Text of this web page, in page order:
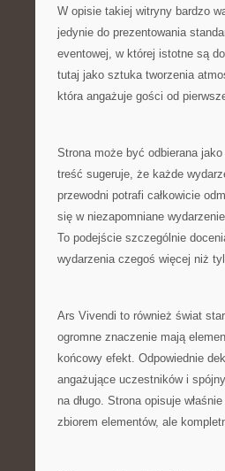
W opisie takiej witryny bardzo
jedynie do prezentowania
eventowej, w której istotne są
tutaj jako sztuka tworzenia
która angażuje gości od
Strona może być odbierana
treść sugeruje, że każde
przewodni potrafi całkowicie
się w niezapomniane
To podejście szczególnie
wydarzenia czegoś więcej niż
Ars Vivendi to również świat
ogromne znaczenie mają
końcowy efekt. Odpowiednie
angażujące uczestników i
na długo. Strona opisuje
zbiorem elementów, ale